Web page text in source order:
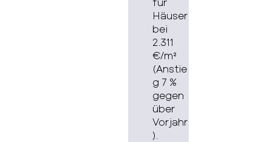
Häuser
bei
2.311
€/m²
(Anstie
g 7 %
gegen
über
Vorjahr
).